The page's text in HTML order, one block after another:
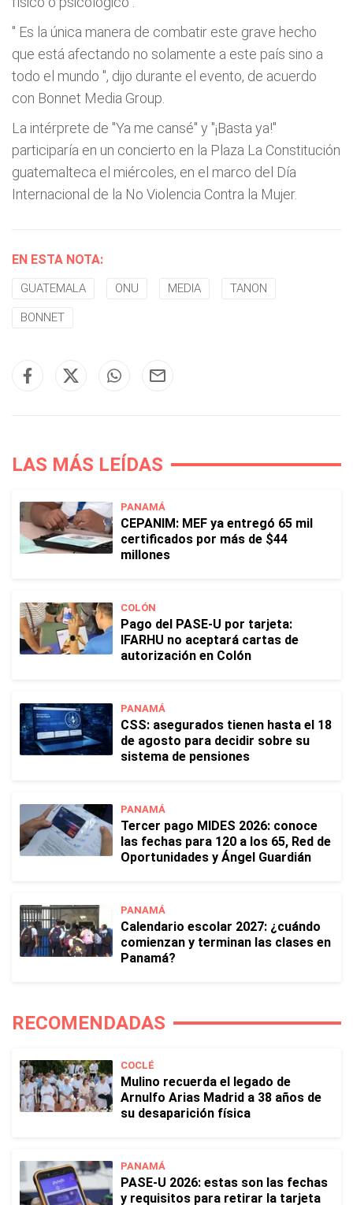
" Es la única manera de combatir este grave hecho
que está afectando no solamente a este país sino a
todo el mundo ", dijo durante el evento, de acuerdo
con Bonnet Media Group.
La intérprete de "Ya me cansé" y "¡Basta ya!"
participaría en un concierto en la Plaza La Constitución
guatemalteca el miércoles, en el marco del Día
Internacional de la No Violencia Contra la Mujer.
EN ESTA NOTA:
GUATEMALA ONU MEDIA TANON
BONNET
LAS MÁS LEÍDAS
PANAMÁ
CEPANIM: MEF ya entregó 65 mil
certificados por más de $44
millones
COLÓN
Pago del PASE-U por tarjeta:
IFARHU no aceptará cartas de
autorización en Colón
PANAMÁ
CSS: asegurados tienen hasta el 18
de agosto para decidir sobre su
sistema de pensiones
PANAMÁ
Tercer pago MIDES 2026: conoce
las fechas para 120 a los 65, Red de
Oportunidades y Ángel Guardián
PANAMÁ
Calendario escolar 2027: ¿cuándo
comienzan y terminan las clases en
Panamá?
RECOMENDADAS
COCLÉ
Mulino recuerda el legado de
Arnulfo Arias Madrid a 38 años de
su desaparición física
PANAMÁ
PASE-U 2026: estas son las fechas
y requisitos para retirar la tarjeta